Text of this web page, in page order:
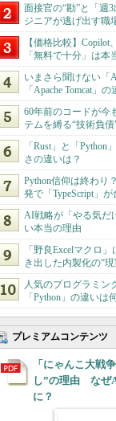
面接官の“勘”と「
ジニアが逃げ出す職
【価格比較】
「無料で十分」は本
いまさら聞けない「
「Apache Tomcat」
60年前のコードが
テムを縛る“技術負債
「Rust」と「
さの違いは？
Python信仰は終わ
発で「TypeScript」
AI戦略が「やる気だ
い本当の理由
「野良Excelマクロ
き出した内製化の“現
人気のプログラミン
「Python」の違いは
プレミアムコンテンツ
「にゃんこ大戦
し”の理由 なぜ
に？